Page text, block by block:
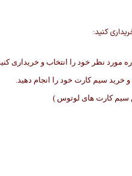
کنید:
مورد نظر خود را انتخاب و خریداری
خرید سیم کارت خود را انجام دهید.
سیم کارت های لوتوس )